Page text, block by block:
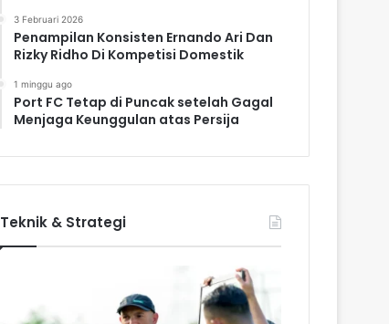
3 Februari 2026
Penampilan Konsisten Ernando Ari Dan
Rizky Ridho Di Kompetisi Domestik
1 minggu ago
Port FC Tetap di Puncak setelah Gagal
Menjaga Keunggulan atas Persija
Teknik & Strategi